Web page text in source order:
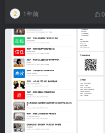
1年前 0